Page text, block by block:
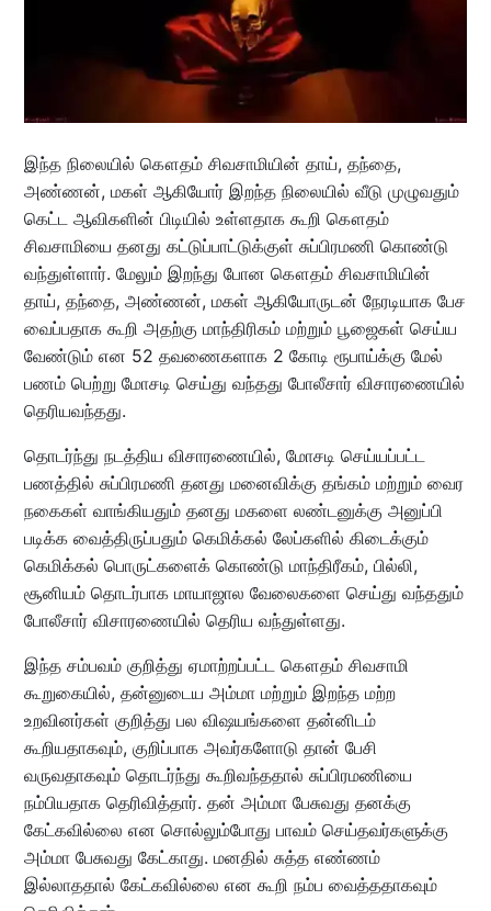
இந்த நிலையில் கௌதம் சிவசாமியின் தாய், தந்தை,
அண்ணன், மகள் ஆகியோர் இறந்த நிலையில் வீடு முழுவதும்
கெட்ட ஆவிகளின் பிடியில் உள்ளதாக கூறி கௌதம்
சிவசாமியை தனது கட்டுப்பாட்டுக்குள் சுப்பிரமணி கொண்டு
வந்துள்ளார். மேலும் இறந்து போன கௌதம் சிவசாமியின்
தாய், தந்தை, அண்ணன், மகள் ஆகியோருடன் நேரடியாக பேச
வைப்பதாக கூறி அதற்கு மாந்திரிகம் மற்றும் பூஜைகள் செய்ய
வேண்டும் என 52 தவணைகளாக 2 கோடி ரூபாய்க்கு மேல்
பணம் பெற்று மோசடி செய்து வந்தது போலீசார் விசாரணையில்
தெரியவந்தது.
தொடர்ந்து நடத்திய விசாரணையில், மோசடி செய்யப்பட்ட
பணத்தில் சுப்பிரமணி தனது மனைவிக்கு தங்கம் மற்றும் வைர
நகைகள் வாங்கியதும் தனது மகளை லண்டனுக்கு அனுப்பி
படிக்க வைத்திருப்பதும் கெமிக்கல் லேப்களில் கிடைக்கும்
கெமிக்கல் பொருட்களைக் கொண்டு மாந்திரீகம், பில்லி,
சூனியம் தொடர்பாக மாயாஜால வேலைகளை செய்து வந்ததும்
போலீசார் விசாரணையில் தெரிய வந்துள்ளது.
இந்த சம்பவம் குறித்து ஏமாற்றப்பட்ட கௌதம் சிவசாமி
கூறுகையில், தன்னுடைய அம்மா மற்றும் இறந்த மற்ற
உறவினர்கள் குறித்து பல விஷயங்களை தன்னிடம்
கூறியதாகவும், குறிப்பாக அவர்களோடு தான் பேசி
வருவதாகவும் தொடர்ந்து கூறிவந்ததால் சுப்பிரமணியை
நம்பியதாக தெரிவித்தார். தன் அம்மா பேசுவது தனக்கு
கேட்கவில்லை என சொல்லும்போது பாவம் செய்தவர்களுக்கு
அம்மா பேசுவது கேட்காது. மனதில் சுத்த எண்ணம்
இல்லாததால் கேட்கவில்லை என கூறி நம்ப வைத்ததாகவும்